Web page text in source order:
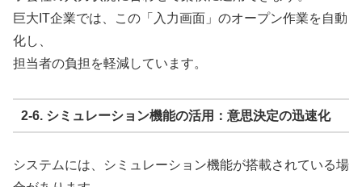
巨大IT企業では、この「入力画面」のオープン作業を自動
化し、
担当者の負担を軽減しています。
2-6. シミュレーション機能の活用：意思決定の迅速化
システムには、シミュレーション機能が搭載されている場